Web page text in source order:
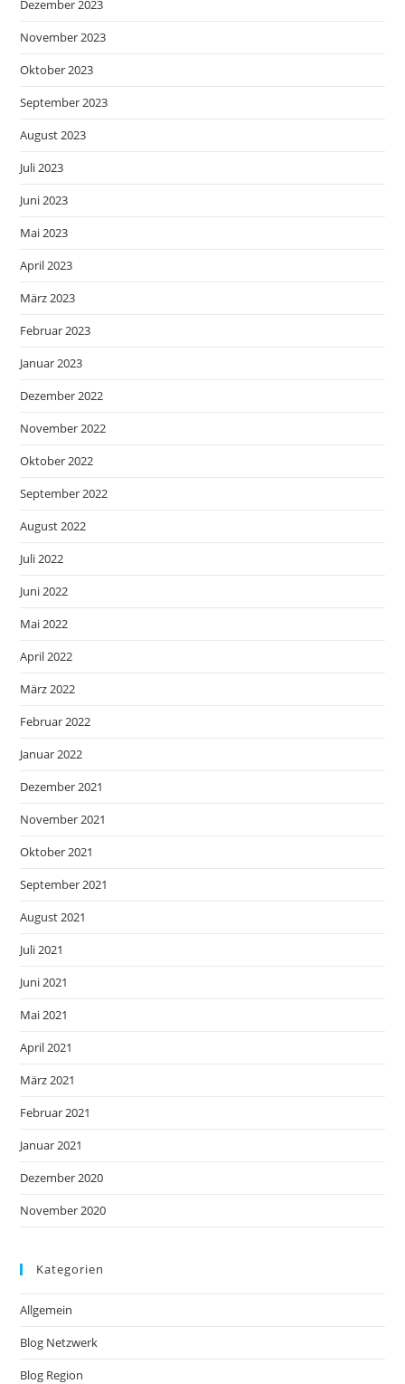
Dezember 2023
November 2023
Oktober 2023
September 2023
August 2023
Juli 2023
Juni 2023
Mai 2023
April 2023
März 2023
Februar 2023
Januar 2023
Dezember 2022
November 2022
Oktober 2022
September 2022
August 2022
Juli 2022
Juni 2022
Mai 2022
April 2022
März 2022
Februar 2022
Januar 2022
Dezember 2021
November 2021
Oktober 2021
September 2021
August 2021
Juli 2021
Juni 2021
Mai 2021
April 2021
März 2021
Februar 2021
Januar 2021
Dezember 2020
November 2020
Kategorien
Allgemein
Blog Netzwerk
Blog Region